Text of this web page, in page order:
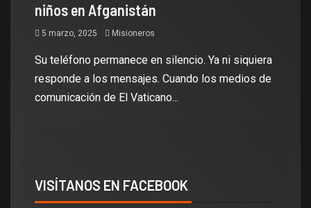
niños en Afganistán
5 marzo, 2025 Misioneros
Su teléfono permanece en silencio. Ya ni siquiera
responde a los mensajes. Cuando los medios de
comunicación de El Vaticano...
VISÍTANOS EN FACEBOOK